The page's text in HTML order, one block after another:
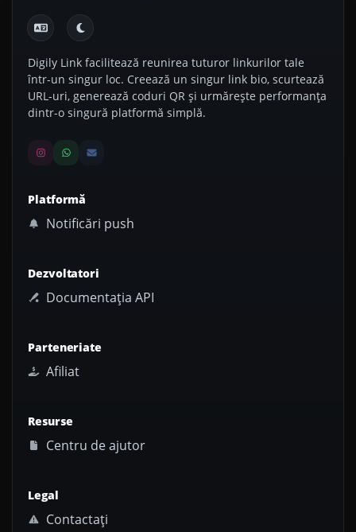
Digily Link facilitează reunirea tuturor linkurilor tale
într-un singur loc. Creează un singur link bio, scurtează
URL-uri, generează coduri QR și urmărește performanța
dintr-o singură platformă simplă.
Platformă
Notificări push
Dezvoltatori
Documentația API
Parteneriate
Afiliat
Resurse
Centru de ajutor
Legal
Contactați